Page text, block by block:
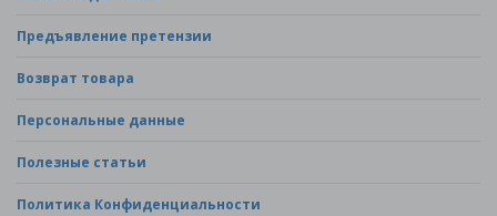
Предъявление претензии
Возврат товара
Персональные данные
Полезные статьи
Политика Конфиденциальности